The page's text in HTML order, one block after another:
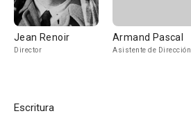
Jean Renoir
Director
Armand Pascal
Asistente de Dirección
Escritura